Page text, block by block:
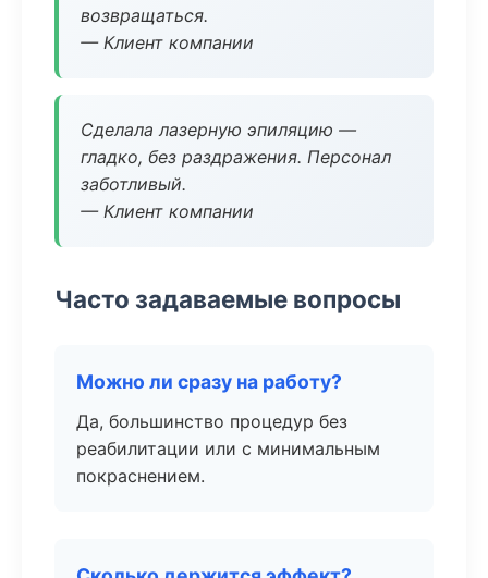
возвращаться.
— Клиент компании
Сделала лазерную эпиляцию —
гладко, без раздражения. Персонал
заботливый.
— Клиент компании
Часто задаваемые вопросы
Можно ли сразу на работу?
Да, большинство процедур без
реабилитации или с минимальным
покраснением.